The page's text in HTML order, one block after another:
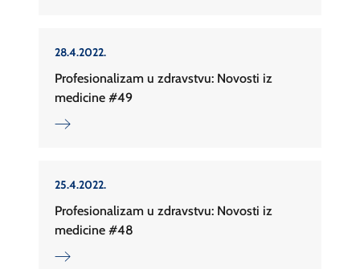
28.4.2022.
Profesionalizam u zdravstvu: Novosti iz
medicine #49
25.4.2022.
Profesionalizam u zdravstvu: Novosti iz
medicine #48